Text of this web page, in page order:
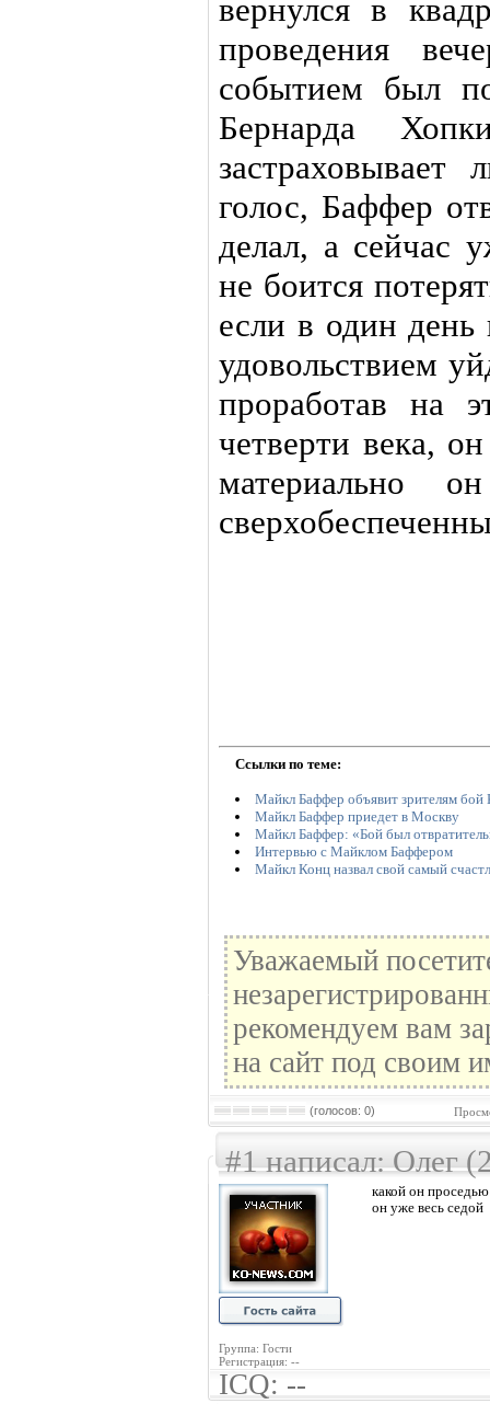
вернулся в
проведения
событием был
Бернарда
голос, Баффер
делал, а сейчас
не боится
если в один день
удовольствием
проработав на
четверти века,
материально
Ссылки по теме:
Майкл Баффер объявит зрителям
Майкл Баффер приедет в Москву
Майкл Баффер: «Бой был
Интервью с Майклом Баффером
Майкл Конц назвал свой самый
Уважаемый
рекомендуем вам
на сайт под своим
(голосов: 0)
#1 написал: Олег
Группа: Гости
Регистрация: --
какой он
он уже весь седой
ICQ: --